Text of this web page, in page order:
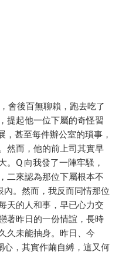
會後百無聊賴，跑去吃了
提起他一位下屬的奇怪習
甚至每件辦公室的瑣事，
然而，他的前上司其實早
。Q 向我發了一陣牢騷，
二來認為那位下屬根本不
。然而，我反而同情那位
天的人和事，早已心力交
著昨日的一份情誼，長時
久未能抽身。昨日、今
，其實作繭自縛，這又何